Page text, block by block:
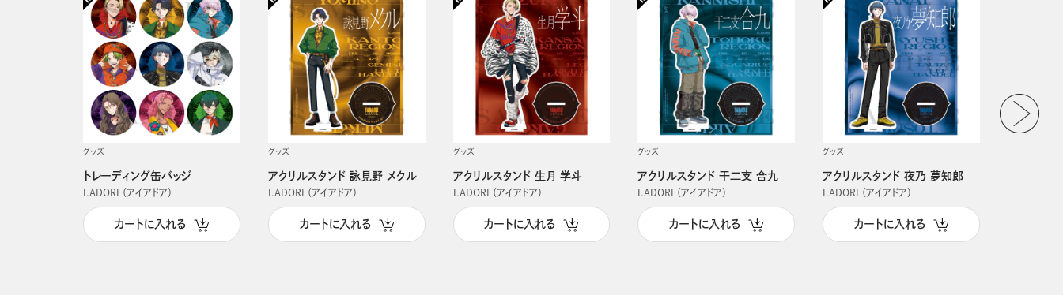
グッズ
トレーディング缶バッジ
I.ADORE（アイアドア）
カートに入れる
グッズ
アクリルスタンド 詠見野 メクル
I.ADORE（アイアドア）
カートに入れる
グッズ
アクリルスタンド 生月 学斗
I.ADORE（アイアドア）
カートに入れる
グッズ
アクリルスタンド 干二支 合九
I.ADORE（アイアドア）
カートに入れる
グッズ
アクリルスタンド 夜乃 夢知郎
I.ADORE（アイアドア）
カートに入れる